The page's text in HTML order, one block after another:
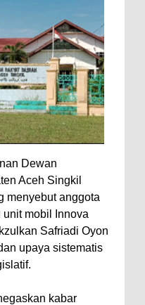
Dewan
Aceh Singkil
menyebut anggota
mobil Innova
Safriadi Oyon
upaya sistematis
kabar